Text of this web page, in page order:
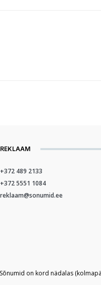
REKLAAM
+372 489 2133
+372 5551 1084
reklaam@sonumid.ee
on kord nädalas